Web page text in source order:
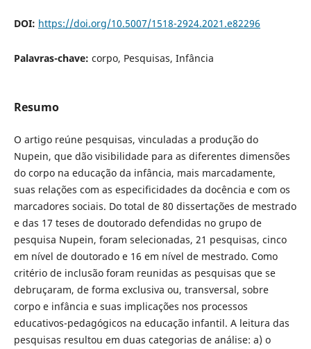
DOI: https://doi.org/10.5007/1518-2924.2021.e82296
Palavras-chave: corpo, Pesquisas, Infância
Resumo
O artigo reúne pesquisas, vinculadas a produção do
Nupein, que dão visibilidade para as diferentes dimensões
do corpo na educação da infância, mais marcadamente,
suas relações com as especificidades da docência e com os
marcadores sociais. Do total de 80 dissertações de mestrado
e das 17 teses de doutorado defendidas no grupo de
pesquisa Nupein, foram selecionadas, 21 pesquisas, cinco
em nível de doutorado e 16 em nível de mestrado. Como
critério de inclusão foram reunidas as pesquisas que se
debruçaram, de forma exclusiva ou, transversal, sobre
corpo e infância e suas implicações nos processos
educativos-pedagógicos na educação infantil. A leitura das
pesquisas resultou em duas categorias de análise: a) o